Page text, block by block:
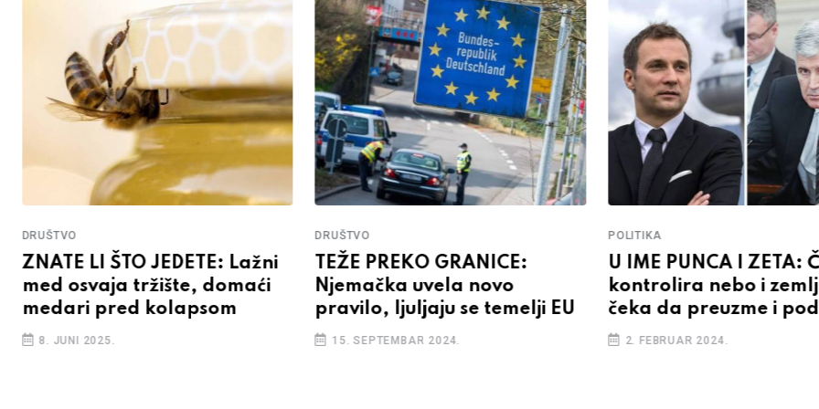
DRUŠTVO
ZNATE LI ŠTO JEDETE: Lažni
med osvaja tržište, domaći
medari pred kolapsom
8. JUNI 2025.
DRUŠTVO
TEŽE PREKO GRANICE:
Njemačka uvela novo
pravilo, ljuljaju se temelji EU
15. SEPTEMBAR 2024.
POLITIKA
U IME PUNCA I ZETA:
kontrolira nebo i
čeka da preuzme i
2. FEBRUAR 2024.